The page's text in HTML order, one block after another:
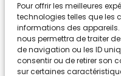
Pour offrir les meilleures
technologies telles que les
informations des
nous permettra de traiter
de navigation ou les ID
consentir ou de retirer son
sur certaines
26-30, rue
92700
Tél.